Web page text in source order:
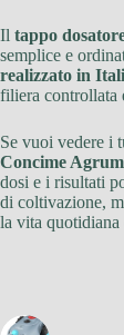
Il tappo
semplice e
realizzato in
filiera controllata
Se vuoi vedere i
Concime
dosi e i risultati
di coltivazione,
la vita